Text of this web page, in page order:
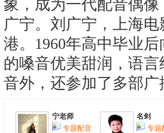
象，成为一代配音偶
广宁。刘广宁，上海
港。1960年高中毕业
的嗓音优美甜润，语
音外，还参加了多部
宁老师
专题配音
名剑
专题